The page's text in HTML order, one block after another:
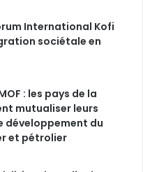
International Kofi
sociétale en
: les pays de la
mutualiser leurs
développement du
et pétrolier